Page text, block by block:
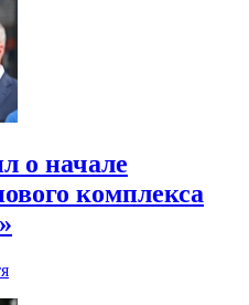
о начале
комплекса